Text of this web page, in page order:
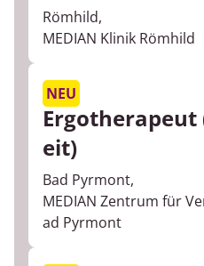
Logopädie
Pflegehelfer/in
Physician
Römhild,
MEDIAN Klinik Römhild
NEU
eit)
Bad Pyrmont,
MEDIAN Zentrum für
ad Pyrmont